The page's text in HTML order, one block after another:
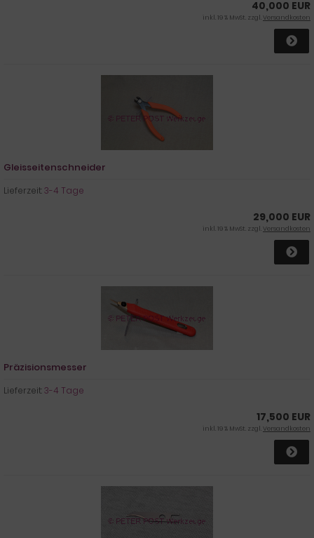
40,000 EUR
inkl. 19 % MwSt. zzgl.Versandkosten
Gleisseitenschneider
Lieferzeit:3-4 Tage
29,000 EUR
inkl. 19 % MwSt. zzgl.Versandkosten
Präzisionsmesser
Lieferzeit:3-4 Tage
17,500 EUR
inkl. 19 % MwSt. zzgl.Versandkosten